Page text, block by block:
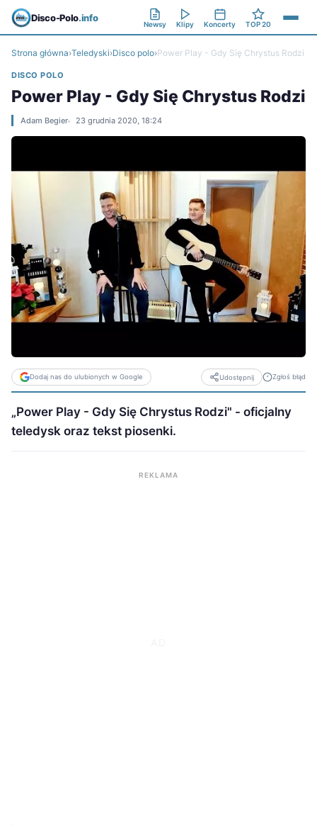
Disco-Polo.info
Newsy Klipy Koncerty TOP 20
Strona główna›Teledyski›Disco polo›Power Play - Gdy Się Chrystus Rodzi
DISCO POLO
Power Play - Gdy Się Chrystus Rodzi
Adam Begier 23 grudnia 2020, 18:24
Dodaj nas do ulubionych w Google Udostępnij Zgłoś błąd
„Power Play - Gdy Się Chrystus Rodzi" - oficjalny
teledysk oraz tekst piosenki.
REKLAMA